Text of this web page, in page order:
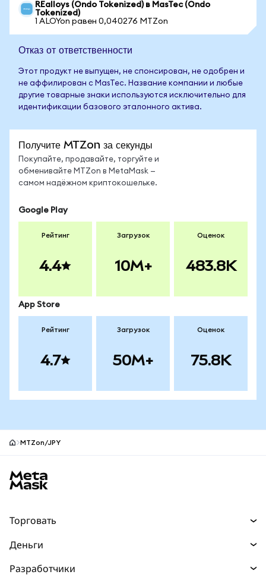
REalloys (Ondo Tokenized) в MasTec (Ondo
Tokenized)
1 ALOYon равен 0,040276 MTZon
Отказ от ответственности
Этот продукт не выпущен, не спонсирован, не одобрен и
не аффилирован с MasTec. Название компании и любые
другие товарные знаки используются исключительно для
идентификации базового эталонного актива.
Получите MTZon за секунды
Покупайте, продавайте, торгуйте и
обменивайте MTZon в MetaMask —
самом надёжном криптокошельке.
Google Play
Рейтинг
4.4
Загрузок
10M+
Оценок
483.8K
App Store
Рейтинг
4.7
Загрузок
50M+
Оценок
75.8K
MTZon/JPY
Торговать
Прогнозы
Деньги
Разработчики